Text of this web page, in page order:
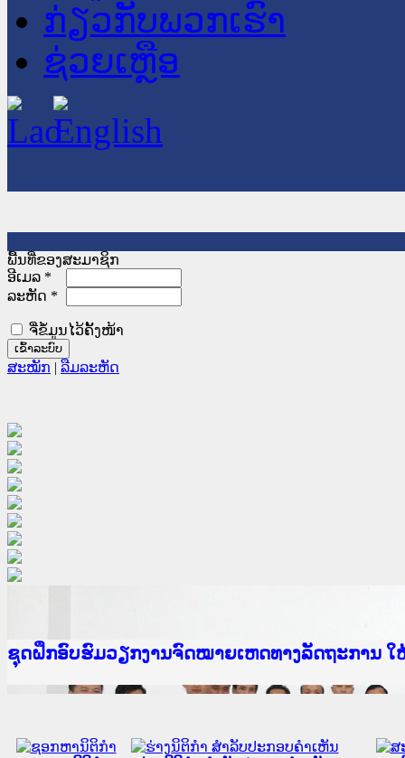
ກ່ຽວກັບພວກເຮົາ
ຊ່ວຍເຫຼືອ
ພື້ນທີ່ຂອງສະມາຊິກ
ອີເມລ *
ລະຫັດ *
ຈື່ຂໍ້ມູນໄວ້ຄັ້ງໜ້າ
ສະໝັກ | ລືມລະຫັດ
Ministry of Justice Lao PDR
ເຜີຍແຜ່ວັບໄຊຈົດໝາຍເຫດທາງລັດຖະການ ແລະ ແອັ
ກະຊວງຍຸຕິທຳ
ຊຸດຝຶກອົບຮົມວຽກງານຈົດໝາຍເຫດທາງລັດຖະການ
ກອງປະຊຸມທົບທວນຄືນການຈັດຕັ້ງປະຕິບັດວຽກງານຈົ
ຝຶກອົບຮົມ ຜູ່ປະສານງານວຽກງານຈົດໝາຍເຫດທາງລັ
ຝຶກອົບຮົມ ຜູ່ປະສານງານວຽກງານຈົດໝາຍເຫດທາງລັ
ເຜີຍແຜ່ແອັບກົດໝາຍລາວ ແລະ ເວັບໄຊຈົດໝາຍເຫດ
ເຜີຍແຜ່ແອັບກົດໝາຍລາວ ແລະ ເວັບໄຊຈົດໝາຍເຫດ
ຍົກລະດັບວຽກງານຈົດໝາຍເຫດທາງລັດຖະການໃຫ້ຜູ້
ຊຸດຝຶກອົບຮົມວຽກງານຈົດໝາຍເຫດທາງລັດຖະການ ໃ